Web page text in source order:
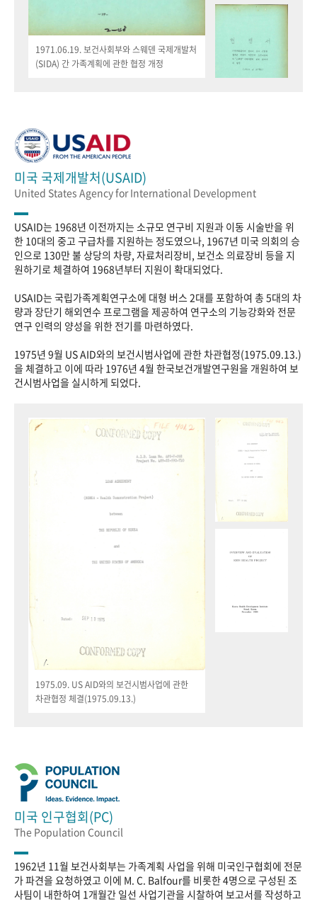
1971.06.19. 보건사회부와 스웨덴 국제개발처
(SIDA) 간 가족계획에 관한 협정 개정
미국 국제개발처(USAID)
United States Agency for International Development
USAID는 1968년 이전까지는 소규모 연구비 지원과 이동 시술반을 위
한 10대의 중고 구급차를 지원하는 정도였으나, 1967년 미국 의회의 승
인으로 130만 불 상당의 차량, 자료처리장비, 보건소 의료장비 등을 지
원하기로 체결하여 1968년부터 지원이 확대되었다.
USAID는 국립가족계획연구소에 대형 버스 2대를 포함하여 총 5대의 차
량과 장단기 해외연수 프로그램을 제공하여 연구소의 기능강화와 전문
연구 인력의 양성을 위한 전기를 마련하였다.
1975년 9월 US AID와의 보건시범사업에 관한 차관협정(1975.09.13.)
을 체결하고 이에 따라 1976년 4월 한국보건개발연구원을 개원하여 보
건시범사업을 실시하게 되었다.
1975.09. US AID와의 보건시범사업에 관한
차관협정 체결(1975.09.13.)
미국 인구협회(PC)
The Population Council
1962년 11월 보건사회부는 가족계획 사업을 위해 미국인구협회에 전문
가 파견을 요청하였고 이에 M. C. Balfour를 비롯한 4명으로 구성된 조
사팀이 내한하여 1개월간 일선 사업기관을 시찰하여 보고서를 작성하고